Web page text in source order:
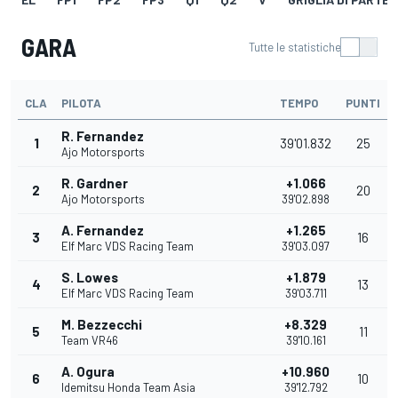
GARA Tutte le statistiche
CLA PILOTA TEMPO PUNTI
1 R. Fernandez
Ajo Motorsports
39'01.832 25
2 R. Gardner
Ajo Motorsports
+1.066
39'02.898
20
3 A. Fernandez
Elf Marc VDS Racing Team
+1.265
39'03.097
16
4 S. Lowes
Elf Marc VDS Racing Team
+1.879
39'03.711
13
5 M. Bezzecchi
Team VR46
+8.329
39'10.161
11
6 A. Ogura
Idemitsu Honda Team Asia
+10.960
39'12.792
10